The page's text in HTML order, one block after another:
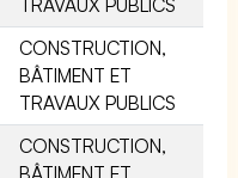
CONSTRUCTION,
BÂTIMENT ET
TRAVAUX PUBLICS
CONSTRUCTION,
BÂTIMENT ET